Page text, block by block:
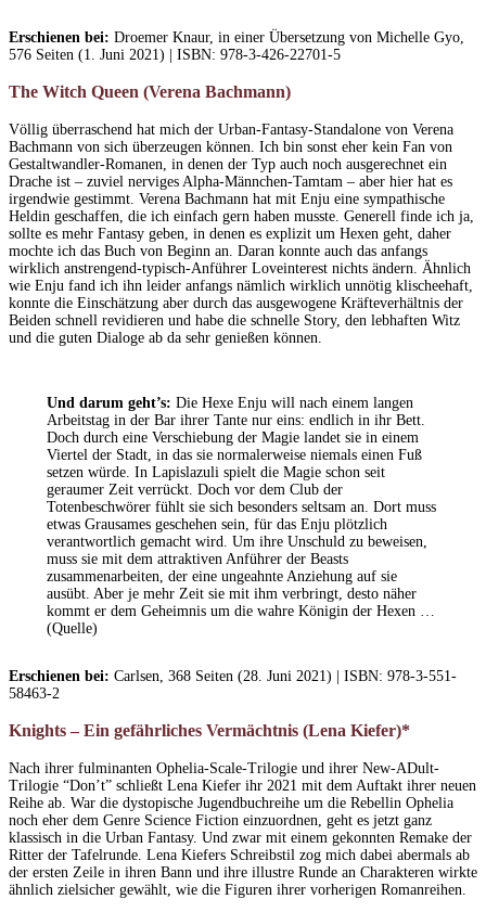
Erschienen bei: Droemer Knaur, in einer Übersetzung von Michelle Gyo,
576 Seiten (1. Juni 2021) | ISBN: 978-3-426-22701-5
The Witch Queen (Verena Bachmann)
Völlig überraschend hat mich der Urban-Fantasy-Standalone von Verena
Bachmann von sich überzeugen können. Ich bin sonst eher kein Fan von
Gestaltwandler-Romanen, in denen der Typ auch noch ausgerechnet ein
Drache ist – zuviel nerviges Alpha-Männchen-Tamtam – aber hier hat es
irgendwie gestimmt. Verena Bachmann hat mit Enju eine sympathische
Heldin geschaffen, die ich einfach gern haben musste. Generell finde ich ja,
sollte es mehr Fantasy geben, in denen es explizit um Hexen geht, daher
mochte ich das Buch von Beginn an. Daran konnte auch das anfangs
wirklich anstrengend-typisch-Anführer Loveinterest nichts ändern. Ähnlich
wie Enju fand ich ihn leider anfangs nämlich wirklich unnötig klischeehaft,
konnte die Einschätzung aber durch das ausgewogene Kräfteverhältnis der
Beiden schnell revidieren und habe die schnelle Story, den lebhaften Witz
und die guten Dialoge ab da sehr genießen können.
Und darum geht’s: Die Hexe Enju will nach einem langen
Arbeitstag in der Bar ihrer Tante nur eins: endlich in ihr Bett.
Doch durch eine Verschiebung der Magie landet sie in einem
Viertel der Stadt, in das sie normalerweise niemals einen Fuß
setzen würde. In Lapislazuli spielt die Magie schon seit
geraumer Zeit verrückt. Doch vor dem Club der
Totenbeschwörer fühlt sie sich besonders seltsam an. Dort muss
etwas Grausames geschehen sein, für das Enju plötzlich
verantwortlich gemacht wird. Um ihre Unschuld zu beweisen,
muss sie mit dem attraktiven Anführer der Beasts
zusammenarbeiten, der eine ungeahnte Anziehung auf sie
ausübt. Aber je mehr Zeit sie mit ihm verbringt, desto näher
kommt er dem Geheimnis um die wahre Königin der Hexen …
(Quelle)
Erschienen bei: Carlsen, 368 Seiten (28. Juni 2021) | ISBN: 978-3-551-
58463-2
Knights – Ein gefährliches Vermächtnis (Lena Kiefer)*
Nach ihrer fulminanten Ophelia-Scale-Trilogie und ihrer New-ADult-
Trilogie “Don’t” schließt Lena Kiefer ihr 2021 mit dem Auftakt ihrer neuen
Reihe ab. War die dystopische Jugendbuchreihe um die Rebellin Ophelia
noch eher dem Genre Science Fiction einzuordnen, geht es jetzt ganz
klassisch in die Urban Fantasy. Und zwar mit einem gekonnten Remake der
Ritter der Tafelrunde. Lena Kiefers Schreibstil zog mich dabei abermals ab
der ersten Zeile in ihren Bann und ihre illustre Runde an Charakteren wirkte
ähnlich zielsicher gewählt, wie die Figuren ihrer vorherigen Romanreihen.